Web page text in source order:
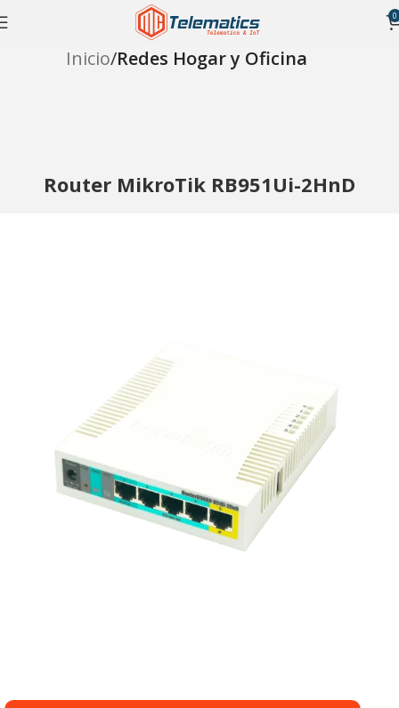
0
Inicio Redes Hogar y Oficina
Router MikroTik RB951Ui-2HnD